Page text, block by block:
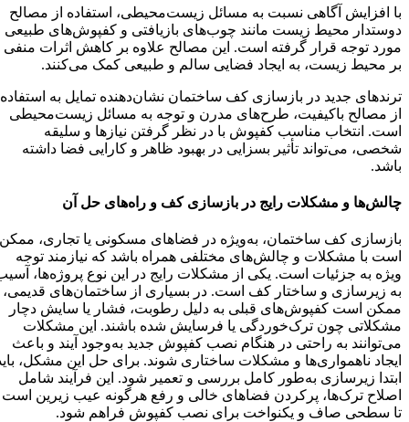
با افزایش آگاهی نسبت به مسائل زیست‌محیطی، استفاده از مصالح
دوستدار محیط زیست مانند چوب‌های بازیافتی و کفپوش‌های طبیعی
مورد توجه قرار گرفته است. این مصالح علاوه بر کاهش اثرات منفی
بر محیط زیست، به ایجاد فضایی سالم و طبیعی کمک می‌کنند.​
ترندهای جدید در بازسازی کف ساختمان نشان‌دهنده تمایل به استفاده
از مصالح باکیفیت، طرح‌های مدرن و توجه به مسائل زیست‌محیطی
است. انتخاب مناسب کفپوش با در نظر گرفتن نیازها و سلیقه
شخصی، می‌تواند تأثیر بسزایی در بهبود ظاهر و کارایی فضا داشته
باشد.​
چالش‌ها و مشکلات رایج در بازسازی کف و راه‌های حل آن
بازسازی کف ساختمان، به‌ویژه در فضاهای مسکونی یا تجاری، ممکن
است با مشکلات و چالش‌های مختلفی همراه باشد که نیازمند توجه
ویژه به جزئیات است. یکی از مشکلات رایج در این نوع پروژه‌ها، آسیب
به زیرسازی و ساختار کف است. در بسیاری از ساختمان‌های قدیمی،
ممکن است کفپوش‌های قبلی به دلیل رطوبت، فشار یا سایش دچار
مشکلاتی چون ترک‌خوردگی یا فرسایش شده باشند. این مشکلات
می‌توانند به راحتی در هنگام نصب کفپوش جدید به‌وجود آیند و باعث
ایجاد ناهمواری‌ها و مشکلات ساختاری شوند. برای حل این مشکل، باید
ابتدا زیرسازی به‌طور کامل بررسی و تعمیر شود. این فرآیند شامل
اصلاح ترک‌ها، پرکردن فضاهای خالی و رفع هرگونه عیب زیرین است
تا سطحی صاف و یکنواخت برای نصب کفپوش فراهم شود.